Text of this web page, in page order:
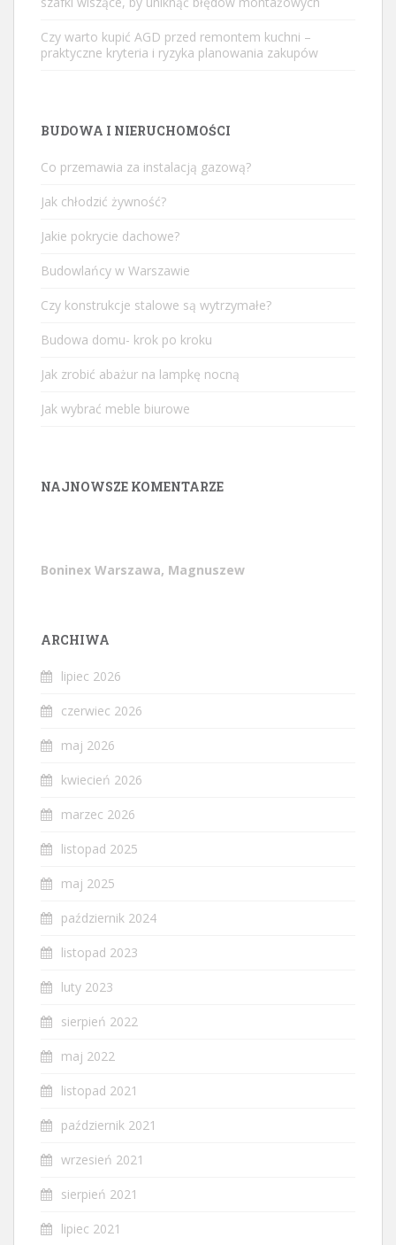
Czy warto kupić AGD przed remontem kuchni –
praktyczne kryteria i ryzyka planowania zakupów
BUDOWA I NIERUCHOMOŚCI
Co przemawia za instalacją gazową?
Jak chłodzić żywność?
Jakie pokrycie dachowe?
Budowlańcy w Warszawie
Czy konstrukcje stalowe są wytrzymałe?
Budowa domu- krok po kroku
Jak zrobić abażur na lampkę nocną
Jak wybrać meble biurowe
NAJNOWSZE KOMENTARZE
Boninex Warszawa, Magnuszew
ARCHIWA
lipiec 2026
czerwiec 2026
maj 2026
kwiecień 2026
marzec 2026
listopad 2025
maj 2025
październik 2024
listopad 2023
luty 2023
sierpień 2022
maj 2022
listopad 2021
październik 2021
wrzesień 2021
sierpień 2021
lipiec 2021